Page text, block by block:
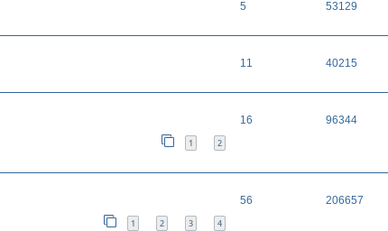
5 53129
11 40215
1 2
16 96344
1 2 3 4
56 206657